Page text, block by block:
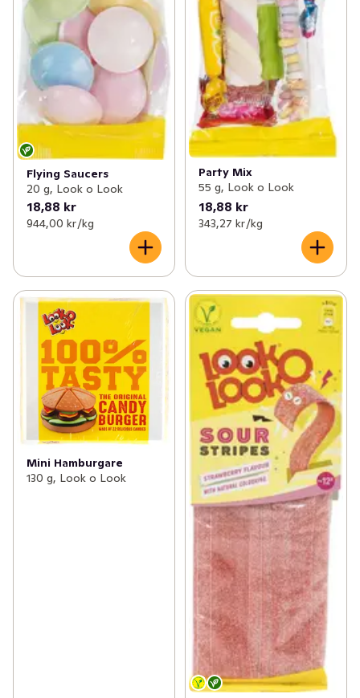
Flying Saucers
20 g, Look o Look
18,88 kr
944,00 kr /kg
Party Mix
55 g, Look o Look
18,88 kr
343,27 kr /kg
Mini Hamburgare
130 g, Look o Look